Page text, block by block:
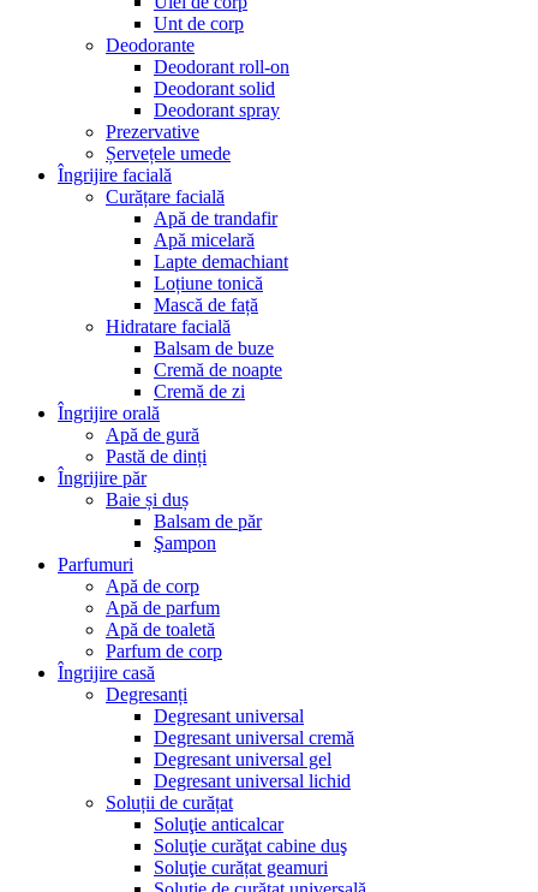
Unt de corp
Deodorante
Deodorant roll-on
Deodorant solid
Deodorant spray
Prezervative
Șervețele umede
Îngrijire facială
Curățare facială
Apă de trandafir
Apă micelară
Lapte demachiant
Loțiune tonică
Mască de față
Hidratare facială
Balsam de buze
Cremă de noapte
Cremă de zi
Îngrijire orală
Apă de gură
Pastă de dinți
Îngrijire păr
Baie și duș
Balsam de păr
Şampon
Parfumuri
Apă de corp
Apă de parfum
Apă de toaletă
Parfum de corp
Îngrijire casă
Degresanți
Degresant universal
Degresant universal cremă
Degresant universal gel
Degresant universal lichid
Soluții de curățat
Soluţie anticalcar
Soluţie curăţat cabine duş
Soluţie curățat geamuri